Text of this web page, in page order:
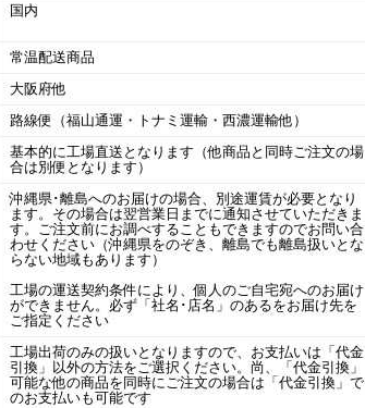
国内
常温配送商品
大阪府他
路線便（福山通運・トナミ運輸・西濃運輸他）
基本的に工場直送となります（他商品と同時ご注文の場
合は別便となります）
沖縄県･離島へのお届けの場合、別途運賃が必要となり
ます。その場合は翌営業日までに通知させていただきま
す。ご注文前にお調べすることもできますのでお問い合
わせください（沖縄県をのぞき、離島でも離島扱いとな
らない地域もあります）
工場の運送契約条件により、個人のご自宅宛へのお届け
ができません。必ず「社名･店名」のあるをお届け先を
ご指定ください
工場出荷のみの扱いとなりますので、お支払いは「代金
引換」以外の方法をご選択ください。尚、「代金引換」
可能な他の商品を同時にご注文の場合は「代金引換」で
のお支払いも可能です